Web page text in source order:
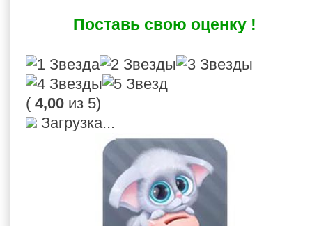
Поставь свою оценку !
( 4,00из 5)
Загрузка...